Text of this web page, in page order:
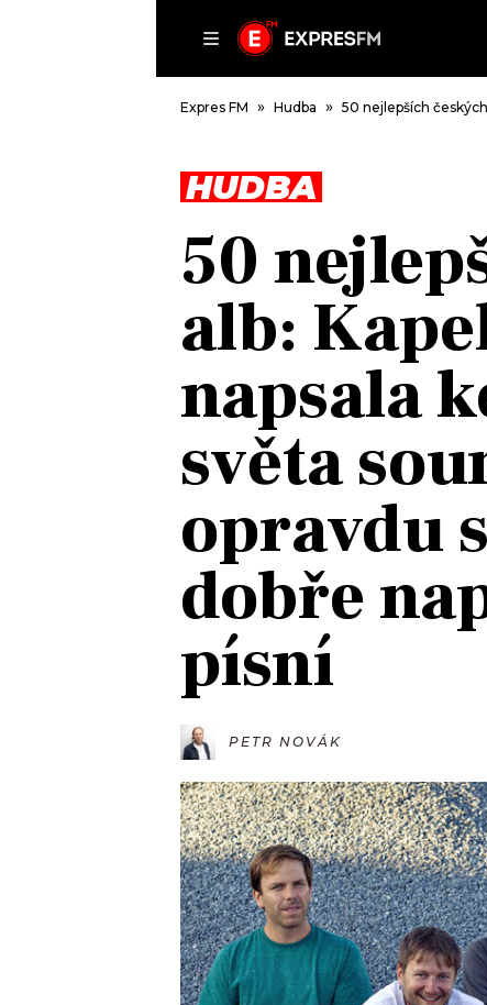
DOMŮ
ČLÁNKY
HUDBA
ROZHOVORY
#NEBUDUDOMA
KALENDÁŘ
KVÍZY
TRENDY
KULTURA
MIX
OSTATNÍ
PODCASTY
JAK NALADIT
RÁDIO
APLIKACE
PROGRAM
Expres FM Hudba 50 nejlepších
HUDBA
50
alb:
napsala
světa
opravdu
dobře
písní
PETR NOVÁK